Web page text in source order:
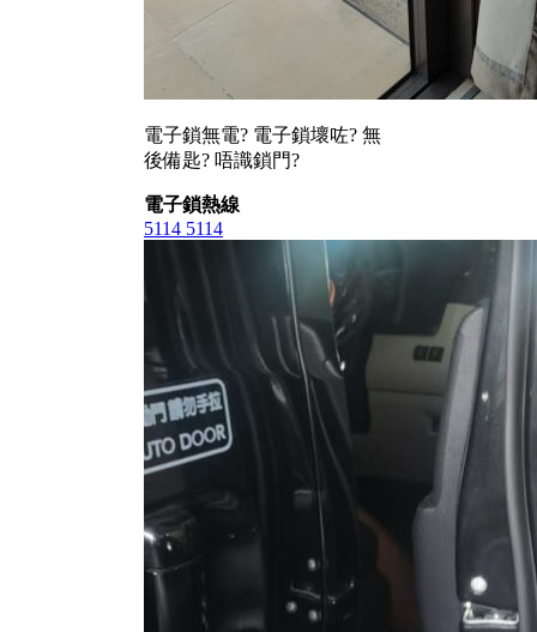
電子鎖無電? 電子鎖壞咗? 無
後備匙? 唔識鎖門?
電子鎖熱線
5114 5114